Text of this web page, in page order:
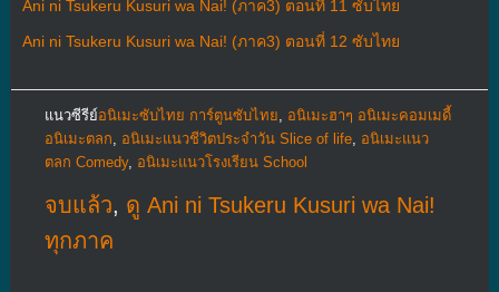
Ani ni Tsukeru Kusuri wa Nai! (ภาค3) ตอนที่ 11 ซับไทย
Ani ni Tsukeru Kusuri wa Nai! (ภาค3) ตอนที่ 12 ซับไทย
แนวซีรีย์อนิเมะซับไทย การ์ตูนซับไทย, อนิเมะฮาๆ อนิเมะคอมเมดี้
อนิเมะตลก, อนิเมะแนวชีวิตประจําวัน Slice of life, อนิเมะแนว
ตลก Comedy, อนิเมะแนวโรงเรียน School
จบแล้ว, ดู Ani ni Tsukeru Kusuri wa Nai!
ทุกภาค